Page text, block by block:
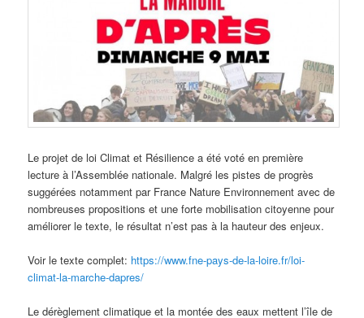
Le projet de loi Climat et Résilience a été voté en première
lecture à l’Assemblée nationale. Malgré les pistes de progrès
suggérées notamment par France Nature Environnement avec de
nombreuses propositions et une forte mobilisation citoyenne pour
améliorer le texte, le résultat n’est pas à la hauteur des enjeux.
Voir le texte complet: https://www.fne-pays-de-la-loire.fr/loi-
climat-la-marche-dapres/
Le dérèglement climatique et la montée des eaux mettent l’île de